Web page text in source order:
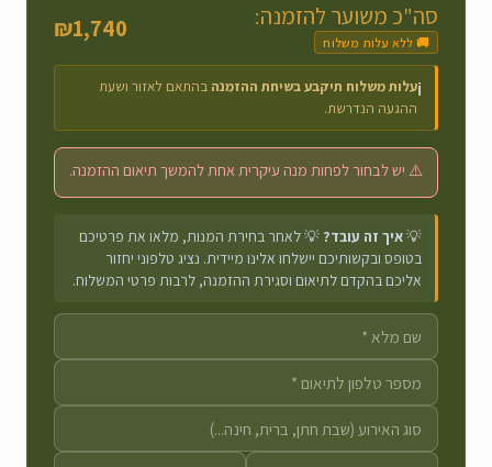
סה"כ משוער להזמנה:
🚚 ללא עלות משלוח ₪1,740
ℹ️עלות משלוח תיקבע בשיחת ההזמנה בהתאם לאזור ושעת
ההגעה הנדרשת.
⚠️ יש לבחור לפחות מנה עיקרית אחת להמשך תיאום ההזמנה.
💡איך זה עובד? 💡 לאחר בחירת המנות, מלאו את פרטיכם
בטופס ובקשותיכם יישלחו אלינו מיידית. נציג טלפוני יחזור
אליכם בהקדם לתיאום וסגירת ההזמנה, לרבות פרטי המשלוח.